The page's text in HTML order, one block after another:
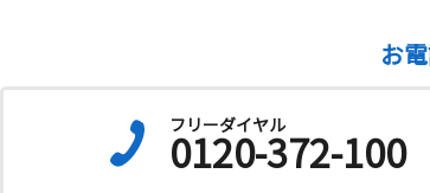
お
フリーダイヤル
0120-372-100